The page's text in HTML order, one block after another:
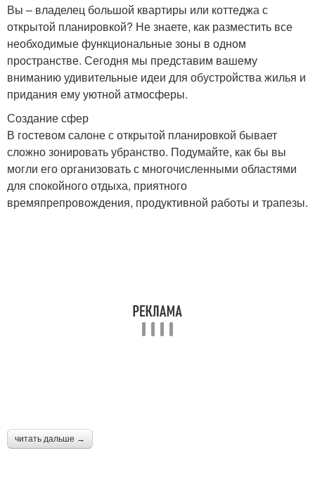
Вы – владелец большой квартиры или коттеджа с
открытой планировкой? Не знаете, как разместить все
необходимые функциональные зоны в одном
пространстве. Сегодня мы представим вашему
вниманию удивительные идеи для обустройства жилья и
придания ему уютной атмосферы.
Создание сфер
В гостевом салоне с открытой планировкой бывает
сложно зонировать убранство. Подумайте, как бы вы
могли его организовать с многочисленными областями
для спокойного отдыха, приятного
времяпрепровождения, продуктивной работы и трапезы.
читать дальше →